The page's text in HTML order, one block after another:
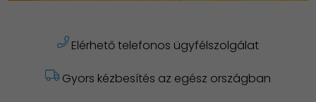
Elérhető telefonos ügyfélszolgálat
Gyors kézbesítés az egész országban